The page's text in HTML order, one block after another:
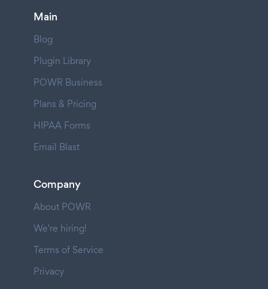
Main
Blog
Plugin Library
POWR Business
Plans & Pricing
HIPAA Forms
Email Blast
Company
About POWR
We're hiring!
Terms of Service
Privacy